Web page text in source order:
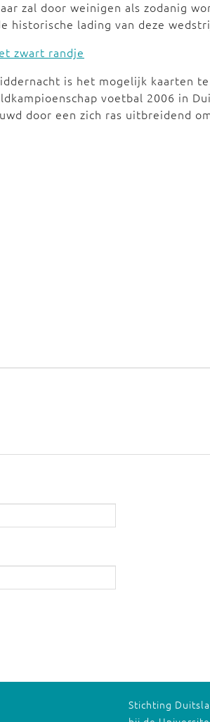
zal door weinigen als zodanig
historische lading van deze
zwart randje
is het mogelijk kaarten
voetbal 2006 in
door een zich ras uitbreidend
Stichting